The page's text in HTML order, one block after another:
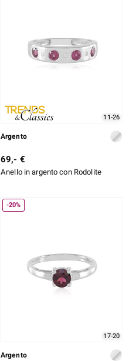
11-26
Argento
69,- €
Anello in argento con Rodolite
-20%
17-20
Argento